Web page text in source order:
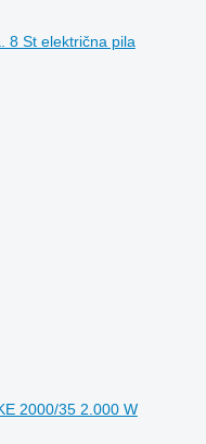
8 St električna pila
2000/35 2.000 W